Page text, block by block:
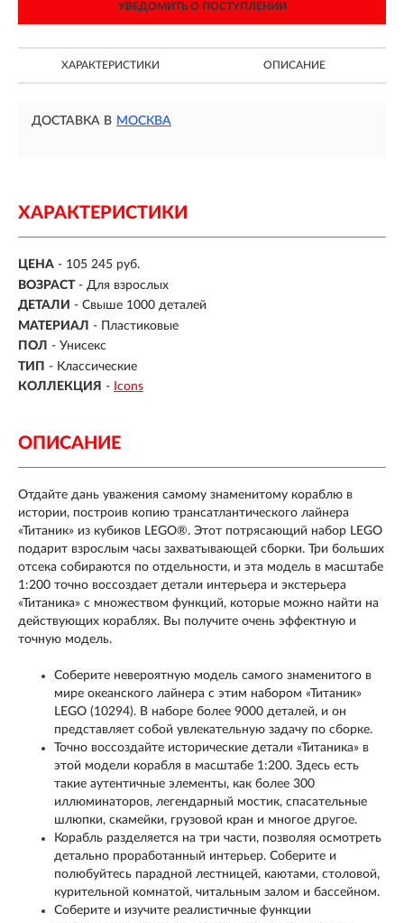
УВЕДОМИТЬ О ПОСТУПЛЕНИИ
ХАРАКТЕРИСТИКИ ОПИСАНИЕ
ДОСТАВКА В МОСКВА
ХАРАКТЕРИСТИКИ
ЦЕНА - 105 245 руб.
ВОЗРАСТ - Для взрослых
ДЕТАЛИ - Свыше 1000 деталей
МАТЕРИАЛ - Пластиковые
ПОЛ - Унисекс
ТИП - Классические
КОЛЛЕКЦИЯ - Icons
ОПИСАНИЕ
Отдайте дань уважения самому знаменитому кораблю в
истории, построив копию трансатлантического лайнера
«Титаник» из кубиков LEGO®. Этот потрясающий набор LEGO
подарит взрослым часы захватывающей сборки. Три больших
отсека собираются по отдельности, и эта модель в масштабе
1:200 точно воссоздает детали интерьера и экстерьера
«Титаника» с множеством функций, которые можно найти на
действующих кораблях. Вы получите очень эффектную и
точную модель.
Соберите невероятную модель самого знаменитого в
мире океанского лайнера с этим набором «Титаник»
LEGO (10294). В наборе более 9000 деталей, и он
представляет собой увлекательную задачу по сборке.
Точно воссоздайте исторические детали «Титаника» в
этой модели корабля в масштабе 1:200. Здесь есть
такие аутентичные элементы, как более 300
иллюминаторов, легендарный мостик, спасательные
шлюпки, скамейки, грузовой кран и многое другое.
Корабль разделяется на три части, позволяя осмотреть
детально проработанный интерьер. Соберите и
полюбуйтесь парадной лестницей, каютами, столовой,
курительной комнатой, читальным залом и бассейном.
Соберите и изучите реалистичные функции